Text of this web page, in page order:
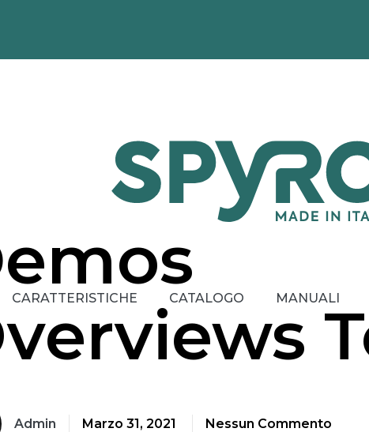
CARATTERISTICHE CATALOGO MANUALI
Admin Marzo 31, 2021 Nessun Commento